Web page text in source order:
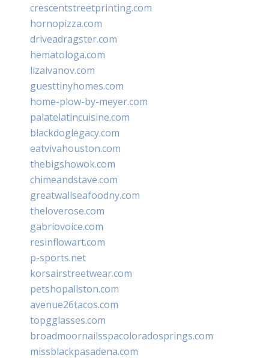
crescentstreetprinting.com
hornopizza.com
driveadragster.com
hematologa.com
lizaivanov.com
guesttinyhomes.com
home-plow-by-meyer.com
palatelatincuisine.com
blackdoglegacy.com
eatvivahouston.com
thebigshowok.com
chimeandstave.com
greatwallseafoodny.com
theloverose.com
gabriovoice.com
resinflowart.com
p-sports.net
korsairstreetwear.com
petshopallston.com
avenue26tacos.com
topgglasses.com
broadmoornailsspacoloradosprings.com
missblackpasadena.com